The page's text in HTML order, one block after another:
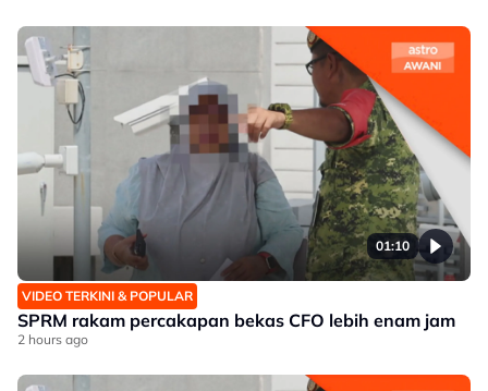
01:10
VIDEO TERKINI & POPULAR
SPRM rakam percakapan bekas CFO lebih enam jam
2 hours ago